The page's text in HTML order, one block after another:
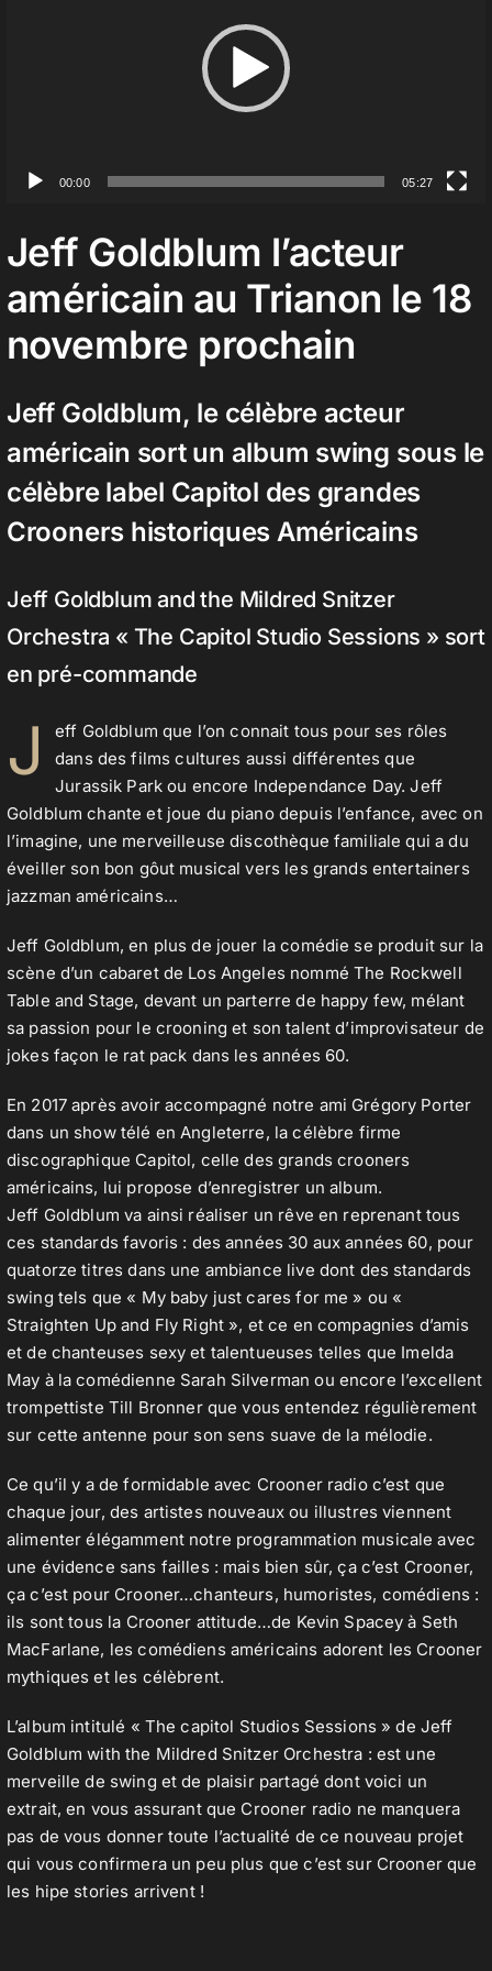
00:00 05:27
Jeff Goldblum l’acteur
américain au Trianon le 18
novembre prochain
Jeff Goldblum, le célèbre acteur
américain sort un album swing sous le
célèbre label Capitol des grandes
Crooners historiques Américains
Jeff Goldblum and the Mildred Snitzer
Orchestra « The Capitol Studio Sessions » sort
en pré-commande
J
eff Goldblum que l’on connait tous pour ses rôles
dans des films cultures aussi différentes que
Jurassik Park ou encore Independance Day. Jeff
Goldblum chante et joue du piano depuis l’enfance, avec on
l’imagine, une merveilleuse discothèque familiale qui a du
éveiller son bon gôut musical vers les grands entertainers
jazzman américains…
Jeff Goldblum, en plus de jouer la comédie se produit sur la
scène d’un cabaret de Los Angeles nommé The Rockwell
Table and Stage, devant un parterre de happy few, mélant
sa passion pour le crooning et son talent d’improvisateur de
jokes façon le rat pack dans les années 60.
En 2017 après avoir accompagné notre ami Grégory Porter
dans un show télé en Angleterre, la célèbre firme
discographique Capitol, celle des grands crooners
américains, lui propose d’enregistrer un album.
Jeff Goldblum va ainsi réaliser un rêve en reprenant tous
ces standards favoris : des années 30 aux années 60, pour
quatorze titres dans une ambiance live dont des standards
swing tels que « My baby just cares for me » ou «
Straighten Up and Fly Right », et ce en compagnies d’amis
et de chanteuses sexy et talentueuses telles que Imelda
May à la comédienne Sarah Silverman ou encore l’excellent
trompettiste Till Bronner que vous entendez régulièrement
sur cette antenne pour son sens suave de la mélodie.
Ce qu’il y a de formidable avec Crooner radio c’est que
chaque jour, des artistes nouveaux ou illustres viennent
alimenter élégamment notre programmation musicale avec
une évidence sans failles : mais bien sûr, ça c’est Crooner,
ça c’est pour Crooner…chanteurs, humoristes, comédiens :
ils sont tous la Crooner attitude…de Kevin Spacey à Seth
MacFarlane, les comédiens américains adorent les Crooner
mythiques et les célèbrent.
L’album intitulé « The capitol Studios Sessions » de Jeff
Goldblum with the Mildred Snitzer Orchestra : est une
merveille de swing et de plaisir partagé dont voici un
extrait, en vous assurant que Crooner radio ne manquera
pas de vous donner toute l’actualité de ce nouveau projet
qui vous confirmera un peu plus que c’est sur Crooner que
les hipe stories arrivent !